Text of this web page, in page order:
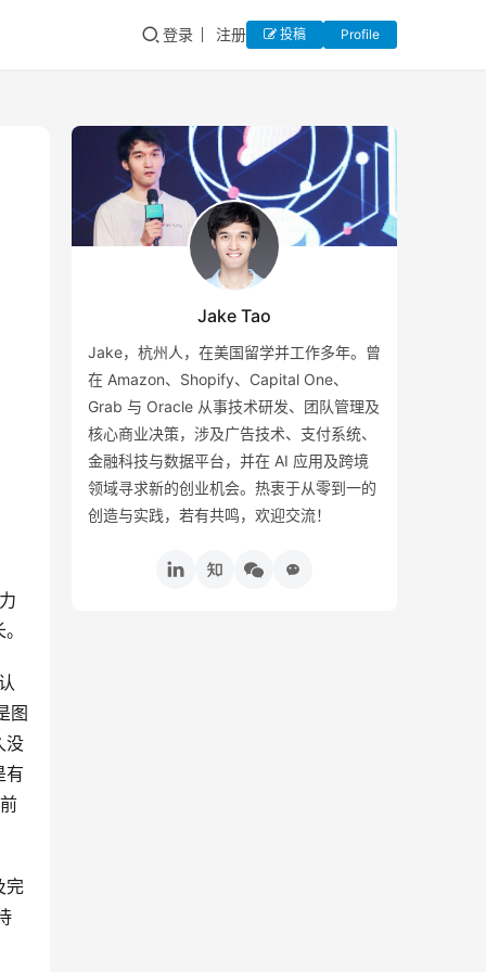
登录 注册 投稿 Profile
图
没
有
完
Jake Tao
Jake，杭州人，在美国留学并工作多年。曾
在 Amazon、Shopify、Capital One、
Grab 与 Oracle 从事技术研发、团队管理及
核心商业决策，涉及广告技术、支付系统、
金融科技与数据平台，并在 AI 应用及跨境
领域寻求新的创业机会。热衷于从零到一的
创造与实践，若有共鸣，欢迎交流！